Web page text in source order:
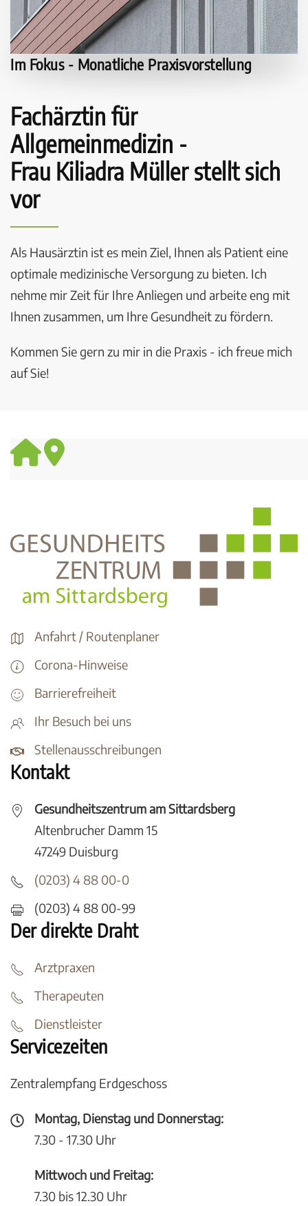
Im Fokus - Monatliche Praxisvorstellung
Fachärztin für
Allgemeinmedizin -
Frau Kiliadra Müller stellt sich
vor
Als Hausärztin ist es mein Ziel, Ihnen als Patient eine
optimale medizinische Versorgung zu bieten. Ich
nehme mir Zeit für Ihre Anliegen und arbeite eng mit
Ihnen zusammen, um Ihre Gesundheit zu fördern.
Kommen Sie gern zu mir in die Praxis - ich freue mich
auf Sie!
Anfahrt / Routenplaner
Corona-Hinweise
Barrierefreiheit
Ihr Besuch bei uns
Stellenausschreibungen
Kontakt
Gesundheitszentrum am Sittardsberg
Altenbrucher Damm 15
47249 Duisburg
(0203) 4 88 00-0
(0203) 4 88 00-99
Der direkte Draht
Arztpraxen
Therapeuten
Dienstleister
Servicezeiten
Zentralempfang Erdgeschoss
Montag, Dienstag und Donnerstag:
7.30 - 17.30 Uhr
Mittwoch und Freitag:
7.30 bis 12.30 Uhr